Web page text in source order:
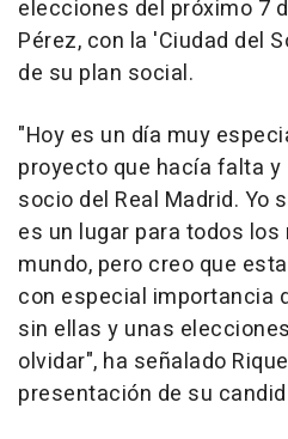
elecciones del próximo 7
Pérez, con la 'Ciudad del
de su plan social.
"Hoy es un día muy
proyecto que hacía falta y
socio del Real Madrid. Yo
es un lugar para todos
mundo, pero creo que
con especial importancia
sin ellas y unas
olvidar", ha señalado
presentación de su